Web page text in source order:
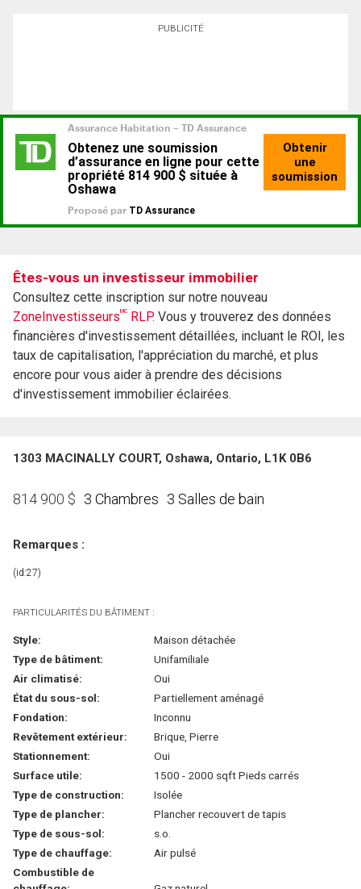
PUBLICITÉ
Êtes-vous un investisseur immobilier
Consultez cette inscription sur notre nouveau
ZoneInvestisseursMC RLP. Vous y trouverez des données
financières d'investissement détaillées, incluant le ROI, les
taux de capitalisation, l'appréciation du marché, et plus
encore pour vous aider à prendre des décisions
d'investissement immobilier éclairées.
1303 MACINALLY COURT, Oshawa, Ontario, L1K 0B6
814 900 $ 3 Chambres 3 Salles de bain
Remarques :
(id:27)
PARTICULARITÉS DU BÂTIMENT :
Style:
Maison détachée
Type de bâtiment:
Unifamiliale
Air climatisé:
Oui
État du sous-sol:
Partiellement aménagé
Fondation:
Inconnu
Revêtement extérieur:
Brique, Pierre
Stationnement:
Oui
Surface utile:
1500 - 2000 sqft Pieds carrés
Type de construction:
Isolée
Type de plancher:
Plancher recouvert de tapis
Type de sous-sol:
s.o.
Type de chauffage:
Air pulsé
Combustible de